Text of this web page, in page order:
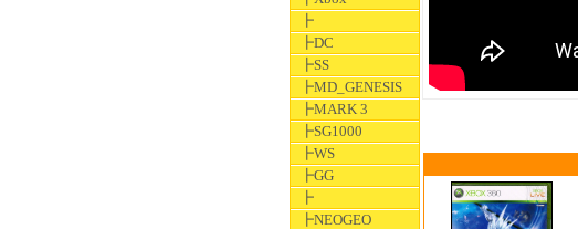
┣
┣DC
┣SS
┣MD_GENESIS
┣MARK 3
┣SG1000
┣WS
┣GG
┣
┣NEOGEO